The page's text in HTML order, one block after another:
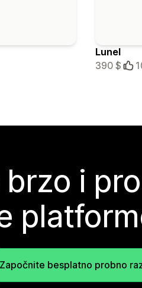
Lunel
390 $
i
Započnite besplatno probno